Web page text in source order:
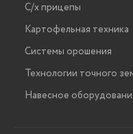
С/х прицепы
Картофельная техника
Системы орошения
Технологии точного
Навесное